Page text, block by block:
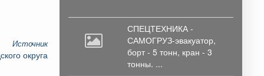
Источник
округа
СПЕЦТЕХНИКА -
САМОГРУЗ-эвакуатор,
борт - 5 тонн, кран - 3
тонны. ...